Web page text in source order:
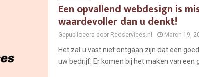
Een opvallend webdesign is
waardevoller dan u denkt!
Gepubliceerd door Redservices.nl March 19,
Het zal u vast niet ontgaan zijn dat een
uw bedrijf. Er komen bij het maken van een